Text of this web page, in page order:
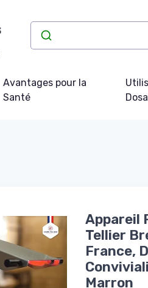
Avantages pour la
Santé
Appareil
Tellier
France,
Marron